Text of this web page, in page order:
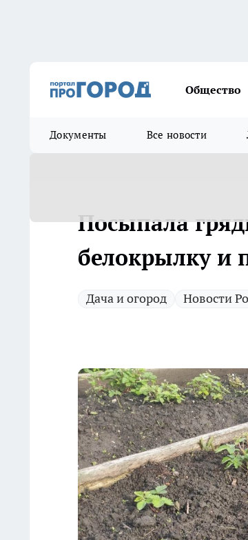
Общество
Документы Все новости
Посыпала
белокрылку и
Дача и огород Новости